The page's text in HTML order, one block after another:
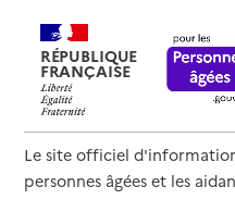
RÉPUBLIQUE
FRANÇAISE
Le site officiel
personnes âgées et les